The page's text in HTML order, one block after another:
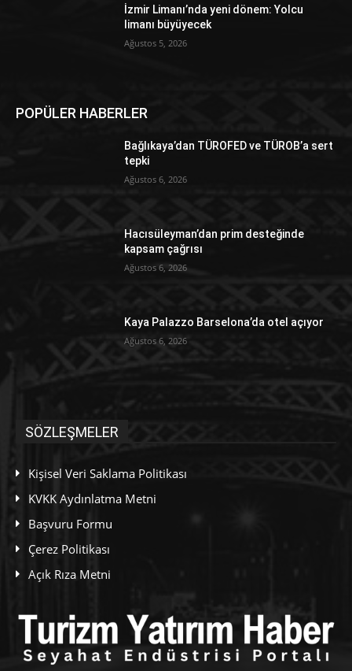
İzmir Limanı’nda yeni dönem: Yolcu
limanı büyüyecek
Ağustos 5, 2026
POPÜLER HABERLER
Bağlıkaya’dan TÜROFED ve TÜROB’a sert
tepki
Ağustos 6, 2026
Hacısüleyman’dan prim desteğinde
kapsam çağrısı
Ağustos 6, 2026
Kaya Palazzo Barselona’da otel açıyor
Ağustos 6, 2026
SÖZLEŞMELER
Kişisel Veri Saklama Politikası
KVKK Aydınlatma Metni
Başvuru Formu
Çerez Politikası
Açık Rıza Metni